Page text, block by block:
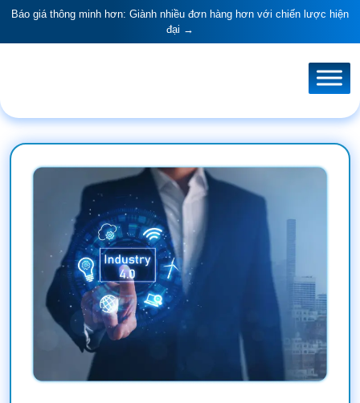
Báo giá thông minh hơn: Giành nhiều đơn hàng hơn với chiến lược hiện
đại →